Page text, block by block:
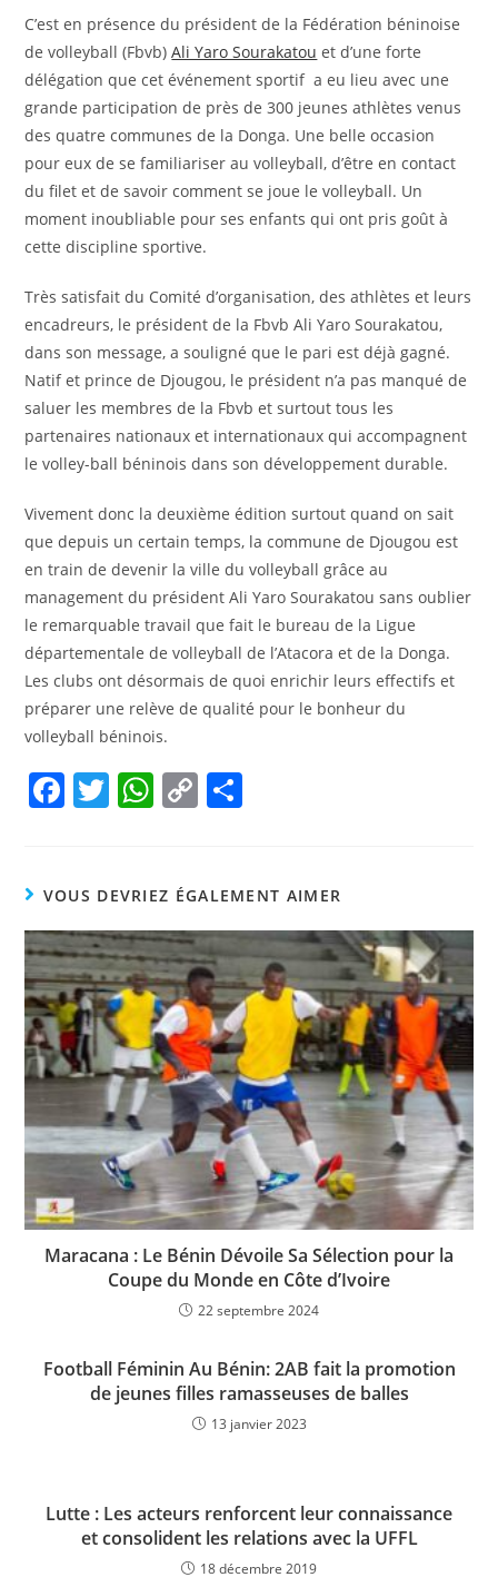
C’est en présence du président de la Fédération béninoise
de volleyball (Fbvb)Ali Yaro Sourakatou et d’une forte
délégation que cet événement sportif a eu lieu avec une
grande participation de près de 300 jeunes athlètes venus
des quatre communes de la Donga. Une belle occasion
pour eux de se familiariser au volleyball, d’être en contact
du filet et de savoir comment se joue le volleyball. Un
moment inoubliable pour ses enfants qui ont pris goût à
cette discipline sportive.
Très satisfait du Comité d’organisation, des athlètes et leurs
encadreurs, le président de la Fbvb Ali Yaro Sourakatou,
dans son message, a souligné que le pari est déjà gagné.
Natif et prince de Djougou, le président n’a pas manqué de
saluer les membres de la Fbvb et surtout tous les
partenaires nationaux et internationaux qui accompagnent
le volley-ball béninois dans son développement durable.
Vivement donc la deuxième édition surtout quand on sait
que depuis un certain temps, la commune de Djougou est
en train de devenir la ville du volleyball grâce au
management du président Ali Yaro Sourakatou sans oublier
le remarquable travail que fait le bureau de la Ligue
départementale de volleyball de l’Atacora et de la Donga.
Les clubs ont désormais de quoi enrichir leurs effectifs et
préparer une relève de qualité pour le bonheur du
volleyball béninois.
F
e
b
o
o
k
T
er
W
s
A
p
p
C
y
Li
n
k
g
er
VOUS DEVRIEZ ÉGALEMENT AIMER
Maracana : Le Bénin Dévoile Sa Sélection pour la
Coupe du Monde en Côte d’Ivoire
22 septembre 2024
Football Féminin Au Bénin: 2AB fait la promotion
de jeunes filles ramasseuses de balles
13 janvier 2023
Lutte : Les acteurs renforcent leur connaissance
et consolident les relations avec la UFFL
18 décembre 2019